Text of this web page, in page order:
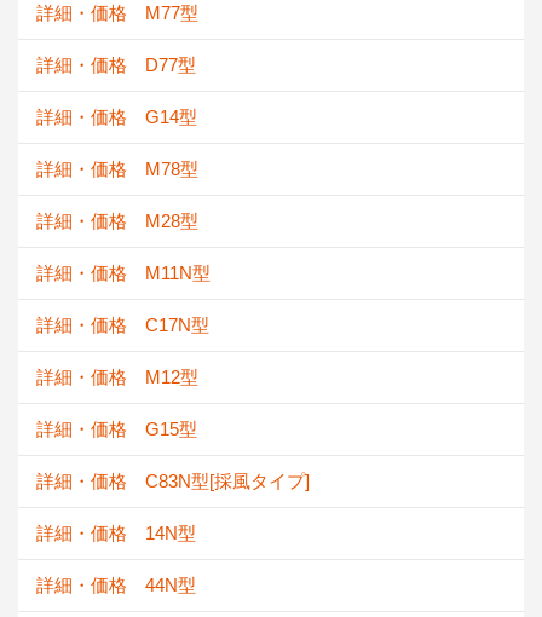
詳細・価格 M77型
詳細・価格 D77型
詳細・価格 G14型
詳細・価格 M78型
詳細・価格 M28型
詳細・価格 M11N型
詳細・価格 C17N型
詳細・価格 M12型
詳細・価格 G15型
詳細・価格 C83N型[採風タイプ]
詳細・価格 14N型
詳細・価格 44N型